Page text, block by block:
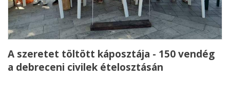
A szeretet töltött káposztája - 150 vendég
a debreceni civilek ételosztásán